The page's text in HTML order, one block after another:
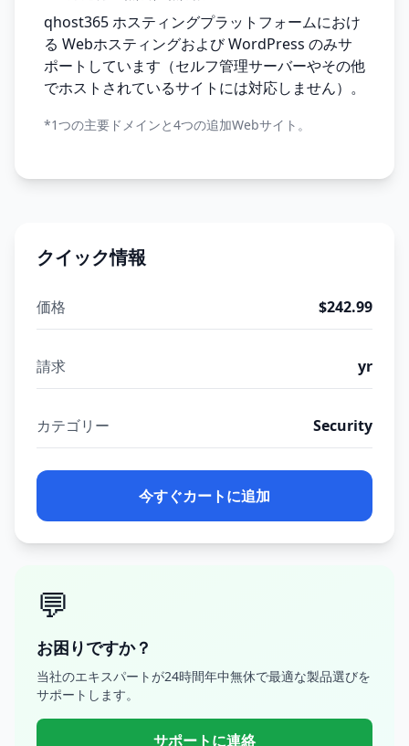
qhost365 ホスティングプラットフォームにおけ
る Webホスティングおよび WordPress のみサ
ポートしています（セルフ管理サーバーやその他
でホストされているサイトには対応しません）。
*1つの主要ドメインと4つの追加Webサイト。
クイック情報
価格 $242.99
請求 yr
カテゴリー Security
今すぐカートに追加
💬
お困りですか？
当社のエキスパートが24時間年中無休で最適な製品選びを
サポートします。
サポートに連絡